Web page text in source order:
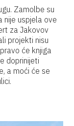
Zamolbe su
nije uspjela ove
za Jakovov
projekti nisu
će knjiga
doprinijeti
a moći će se